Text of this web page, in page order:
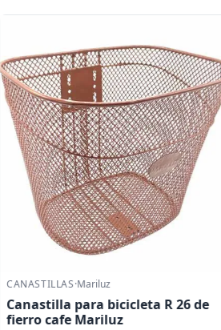
·Mariluz
para bicicleta R 26 de
cafe Mariluz